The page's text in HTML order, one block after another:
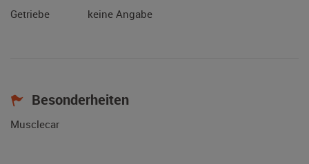
Getriebe
keine Angabe
Besonderheiten
Musclecar